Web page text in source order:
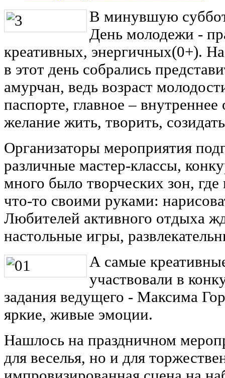
В минувшую
День молодежи -
креативных, энергичных(0+).
в этот день собрались
амурчан, ведь возраст
паспорте, главное –
желание жить, творить,
Организаторы мероприятия
различные мастер-классы,
много было творческих зон,
что-то своими руками:
Любителей активного отдыха
настольные игры,
А самые
участвовали в
задания ведущего - Максима
яркие, живые эмоции.
Нашлось на праздничном
для веселья, но и для